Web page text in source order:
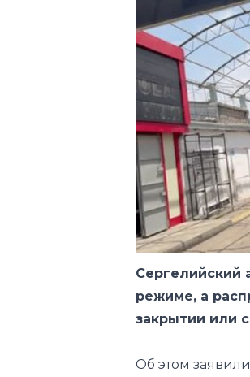
Сергелийский
режиме, а
закрытии или
Об этом заявили